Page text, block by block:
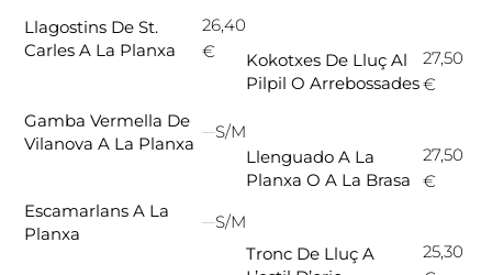
Llagostins De St.
Carles A La Planxa
26,40
€
Gamba Vermella De
Vilanova A La Planxa
S/M
Escamarlans A La
Planxa
S/M
Kokotxes De Lluç Al
Pilpil O Arrebossades
27,50
€
Llenguado A La
Planxa O A La Brasa
27,50
€
Tronc De Lluç A
25,30